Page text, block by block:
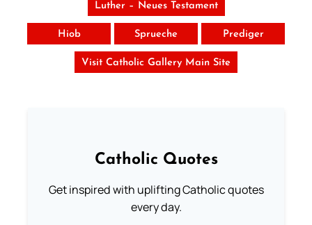
Luther – Neues Testament
Hiob Sprueche Prediger
Visit Catholic Gallery Main Site
Catholic Quotes
Get inspired with uplifting Catholic quotes
every day.